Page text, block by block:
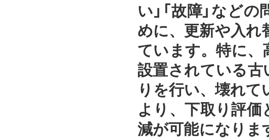
い」「故障」など
めに、更新や入れ
ています。特に、
設置されている古
りを行い、壊れ
より、下取り評価
減が可能になりま